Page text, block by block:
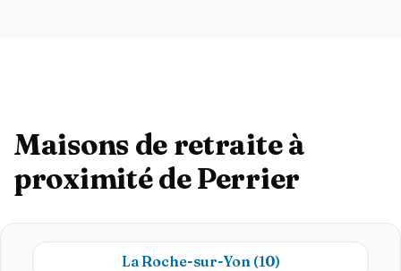
Maisons de retraite à
proximité de Perrier
La Roche-sur-Yon (10)